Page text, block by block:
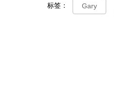
标签： Gary